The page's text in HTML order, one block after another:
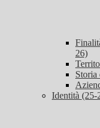
26)
Identità (25-